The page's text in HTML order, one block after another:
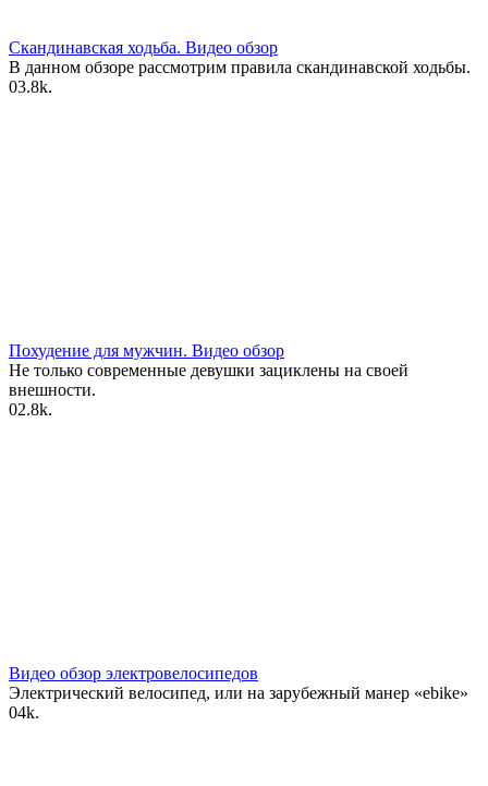
Скандинавская ходьба. Видео обзор
В данном обзоре рассмотрим правила скандинавской ходьбы.
03.8k.
Похудение для мужчин. Видео обзор
Не только современные девушки зациклены на своей
внешности.
02.8k.
Видео обзор электровелосипедов
Электрический велосипед, или на зарубежный манер «ebike»
04k.